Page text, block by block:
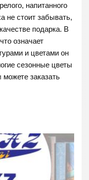
напитанного
не стоит забывать,
подарка. В
означает
и цветами он
сезонные цветы
заказать